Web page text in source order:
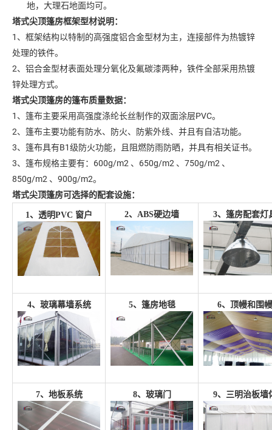
地，大理石地面均可。
塔式尖顶篷房框架型材说明：
1、框架结构以特制的高强度铝合金型材为主，连接部件为热镀锌
处理的铁件。
2、铝合金型材表面处理分氧化及氟碳漆两种，铁件全部采用热镀
锌处理方式。
塔式尖顶篷房的篷布质量数据：
1、篷布主要采用高强度涤纶长丝制作的双面涂层PVC。
2、篷布主要功能有防水、防火、防紫外线、并且有自洁功能。
3、篷布具有B1级防火功能，且阻燃防雨防晒，并具有相关证书。
3、篷布规格主要有：600g/m2 、650g/m2 、750g/m2 、
850g/m2 、900g/m2。
塔式尖顶篷房可选择的配套设施：
1、透明PVC 窗户 2、 ABS硬边墙 3、篷房配套灯
4、 玻璃幕墙系统 5、 篷房地毯 6、 顶幔和围幔
7、 地板系统 8、 玻璃门 9、三明治板墙